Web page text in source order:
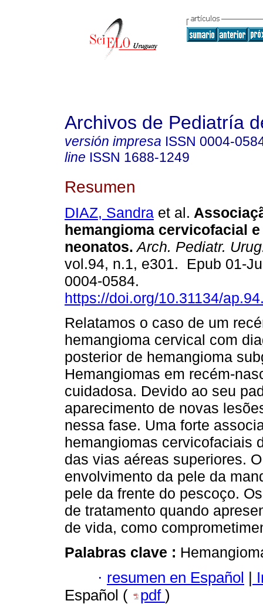
Archivos de Pediatría
versión impresa ISSN 0004-
line ISSN 1688-1249
Resumen
DIAZ, Sandra et al.
hemangioma cervicofacial
neonatos. Arch. Pediatr.
vol.94, n.1, e301. Epub 01-
0004-0584.
https://doi.org/10.31134/
Relatamos o caso de um
hemangioma cervical com
posterior de hemangioma
Hemangiomas em recém-
cuidadosa. Devido ao seu
aparecimento de novas
nessa fase. Uma forte
hemangiomas cervicofaciais
das vias aéreas superiores.
envolvimento da pele da
pele da frente do pescoço.
de tratamento quando
de vida, como
Palabras clave :
· resumen en Español |
Español (
pdf )